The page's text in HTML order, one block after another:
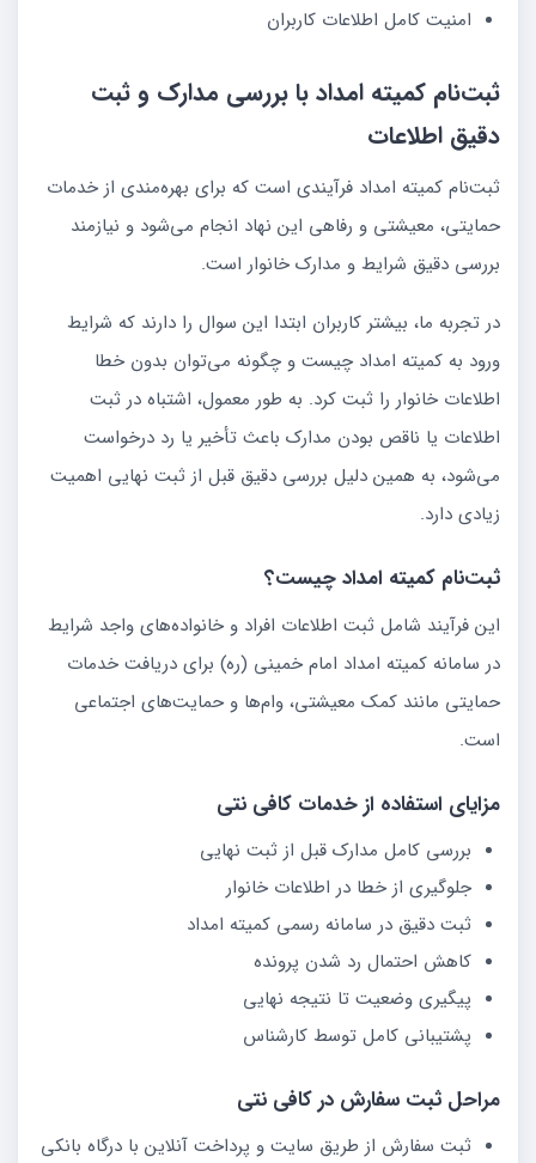
امنیت کامل اطلاعات کاربران
ثبت‌نام کمیته امداد با بررسی مدارک و ثبت
دقیق اطلاعات
ثبت‌نام کمیته امداد فرآیندی است که برای بهره‌مندی از خدمات
حمایتی، معیشتی و رفاهی این نهاد انجام می‌شود و نیازمند
بررسی دقیق شرایط و مدارک خانوار است.
در تجربه ما، بیشتر کاربران ابتدا این سوال را دارند که شرایط
ورود به کمیته امداد چیست و چگونه می‌توان بدون خطا
اطلاعات خانوار را ثبت کرد. به طور معمول، اشتباه در ثبت
اطلاعات یا ناقص بودن مدارک باعث تأخیر یا رد درخواست
می‌شود، به همین دلیل بررسی دقیق قبل از ثبت نهایی اهمیت
زیادی دارد.
ثبت‌نام کمیته امداد چیست؟
این فرآیند شامل ثبت اطلاعات افراد و خانواده‌های واجد شرایط
در سامانه کمیته امداد امام خمینی (ره) برای دریافت خدمات
حمایتی مانند کمک معیشتی، وام‌ها و حمایت‌های اجتماعی
است.
مزایای استفاده از خدمات کافی نتی
بررسی کامل مدارک قبل از ثبت نهایی
جلوگیری از خطا در اطلاعات خانوار
ثبت دقیق در سامانه رسمی کمیته امداد
کاهش احتمال رد شدن پرونده
پیگیری وضعیت تا نتیجه نهایی
پشتیبانی کامل توسط کارشناس
مراحل ثبت سفارش در کافی نتی
ثبت سفارش از طریق سایت و پرداخت آنلاین با درگاه بانکی